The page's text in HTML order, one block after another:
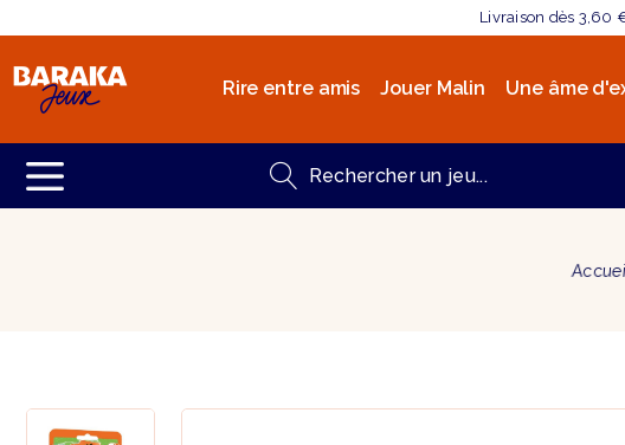
Livraison dès 3,60
Rire entre amis Jouer Malin Une âme